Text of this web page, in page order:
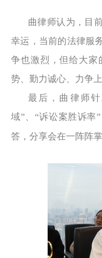
曲律师认为，目
幸运，当前的法律服
争也激烈，但给大家
势、勤力诚心、力争
最后，曲律师
域”、“诉讼案胜诉率
答，分享会在一阵阵